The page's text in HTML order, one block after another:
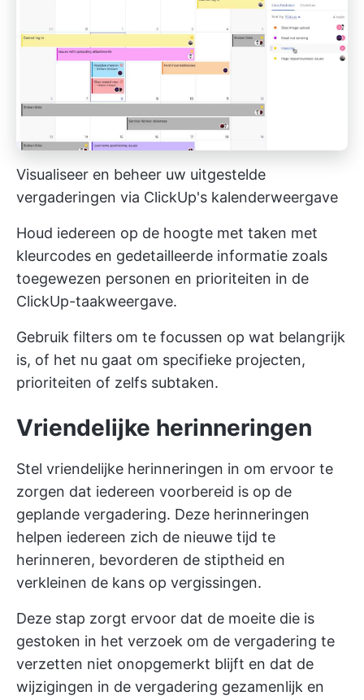
Visualiseer en beheer uw uitgestelde
vergaderingen via ClickUp's kalenderweergave
Houd iedereen op de hoogte met taken met
kleurcodes en gedetailleerde informatie zoals
toegewezen personen en prioriteiten in de
ClickUp-taakweergave.
Gebruik filters om te focussen op wat belangrijk
is, of het nu gaat om specifieke projecten,
prioriteiten of zelfs subtaken.
Vriendelijke herinneringen
Stel vriendelijke herinneringen in om ervoor te
zorgen dat iedereen voorbereid is op de
geplande vergadering. Deze herinneringen
helpen iedereen zich de nieuwe tijd te
herinneren, bevorderen de stiptheid en
verkleinen de kans op vergissingen.
Deze stap zorgt ervoor dat de moeite die is
gestoken in het verzoek om de vergadering te
verzetten niet onopgemerkt blijft en dat de
wijzigingen in de vergadering gezamenlijk en